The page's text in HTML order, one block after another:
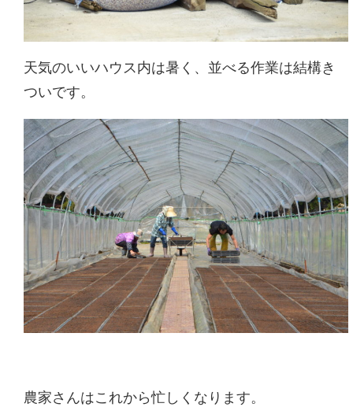
天気のいいハウス内は暑く、並べる作業は結構き
ついです。
農家さんはこれから忙しくなります。